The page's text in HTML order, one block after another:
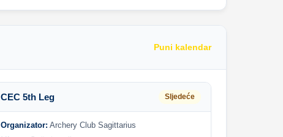
Puni kalendar
CEC 5th Leg Sljedeće
Organizator: Archery Club Sagittarius